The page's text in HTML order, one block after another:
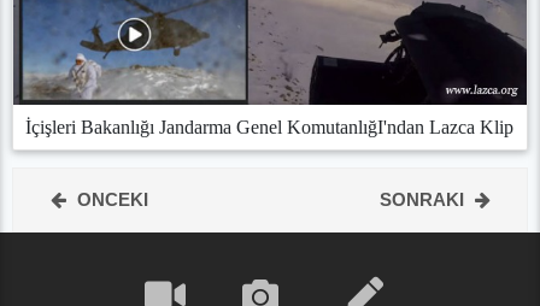
İçişleri Bakanlığı Jandarma Genel KomutanlığI'ndan Lazca Klip
ONCEKI SONRAKI